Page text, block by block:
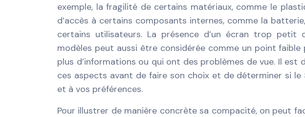
exemple, la fragilité de certains matériaux, comme le
d’accès à certains composants internes, comme la
certains utilisateurs. La présence d’un écran trop petit
modèles peut aussi être considérée comme un point
plus d’informations ou qui ont des problèmes de vue. Il
ces aspects avant de faire son choix et de déterminer si
et à vos préférences.
Pour illustrer de manière concrète sa compacité, on peut